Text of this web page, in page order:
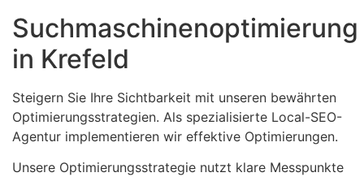
Suchmaschinenoptimierung
in Krefeld
Steigern Sie Ihre Sichtbarkeit mit unseren bewährten
Optimierungsstrategien. Als spezialisierte Local-SEO-
Agentur implementieren wir effektive Optimierungen.
Unsere Optimierungsstrategie nutzt klare Messpunkte